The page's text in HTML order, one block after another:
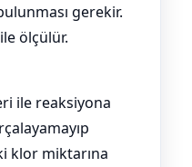
gerekir.
ölçülür.
ile reaksiyona
klor miktarına